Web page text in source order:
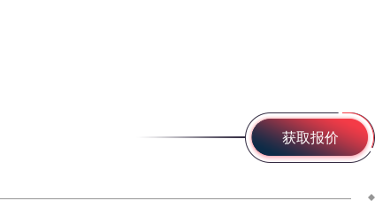
获取报价